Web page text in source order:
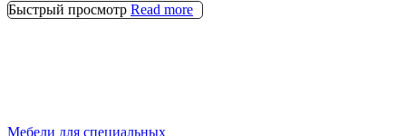
Быстрый просмотр Read more
Мебели для специальных